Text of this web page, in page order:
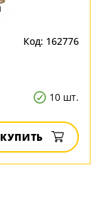
Код: 162776
10 шт.
КУПИТЬ